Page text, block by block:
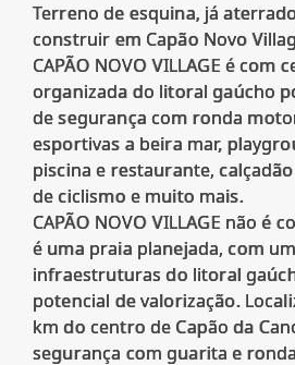
Terreno de esquina, já
construir em Capão Novo
CAPÃO NOVO VILLAGE é com
organizada do litoral gaúcho
de segurança com ronda
esportivas a beira mar,
piscina e restaurante,
de ciclismo e muito mais.
CAPÃO NOVO VILLAGE não é
é uma praia planejada, com
infraestruturas do litoral
potencial de valorização.
km do centro de Capão da
segurança com guarita e